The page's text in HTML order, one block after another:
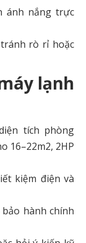
ánh nắng trực
rò rỉ hoặc
lạnh
tích phòng
16–22m2, 2HP
kiệm điện và
hành chính